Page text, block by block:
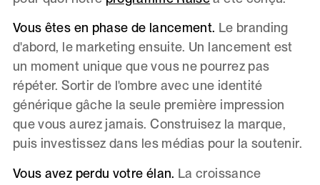
Vous êtes en phase de lancement. Le branding
d'abord, le marketing ensuite. Un lancement est
un moment unique que vous ne pourrez pas
répéter. Sortir de l'ombre avec une identité
générique gâche la seule première impression
que vous aurez jamais. Construisez la marque,
puis investissez dans les médias pour la soutenir.
Vous avez perdu votre élan. La croissance